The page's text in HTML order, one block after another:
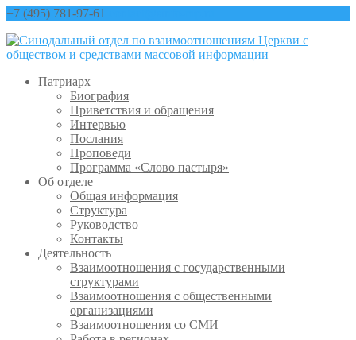
+7 (495) 781-97-61
Патриарх
Биография
Приветствия и обращения
Интервью
Послания
Проповеди
Программа «Слово пастыря»
Об отделе
Общая информация
Структура
Руководство
Контакты
Деятельность
Взаимоотношения с государственными
структурами
Взаимоотношения с общественными
организациями
Взаимоотношения со СМИ